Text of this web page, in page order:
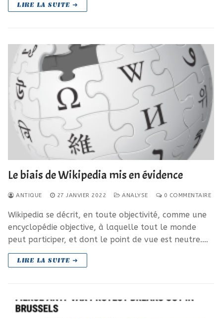
LIRE LA SUITE ➜
Le biais de Wikipedia mis en évidence
ANTIQUE 27 JANVIER 2022 ANALYSE 0 COMMENTAIRE
Wikipedia se décrit, en toute objectivité, comme une
encyclopédie objective, à laquelle tout le monde
peut participer, et dont le point de vue est neutre.…
LIRE LA SUITE ➜